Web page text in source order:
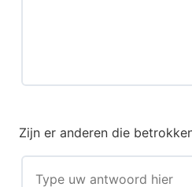
Zijn er anderen die